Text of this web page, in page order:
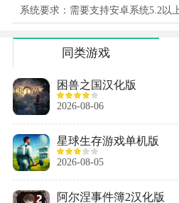
系统要求：需要支持安卓系统5.2以
同类游戏
困兽之国汉化版
2026-08-06
星球生存游戏单机版
2026-08-05
阿尔涅事件簿2汉化版